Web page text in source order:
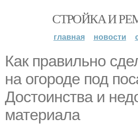
СТРОЙКА И
главная новости
Как правильно
на огороде под
Достоинства и
материала